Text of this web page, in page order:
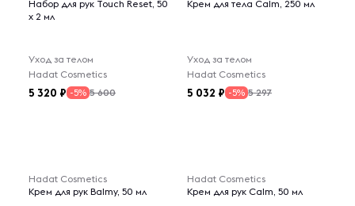
Набор для рук Touch Reset, 50
x 2 мл
Уход за телом
Hadat Cosmetics
5 320 -5% 5 600
Крем для тела Calm, 250 мл
Уход за телом
Hadat Cosmetics
5 032 -5% 5 297
Hadat Cosmetics
Крем для рук Balmy, 50 мл
Hadat Cosmetics
Крем для рук Calm, 50 мл